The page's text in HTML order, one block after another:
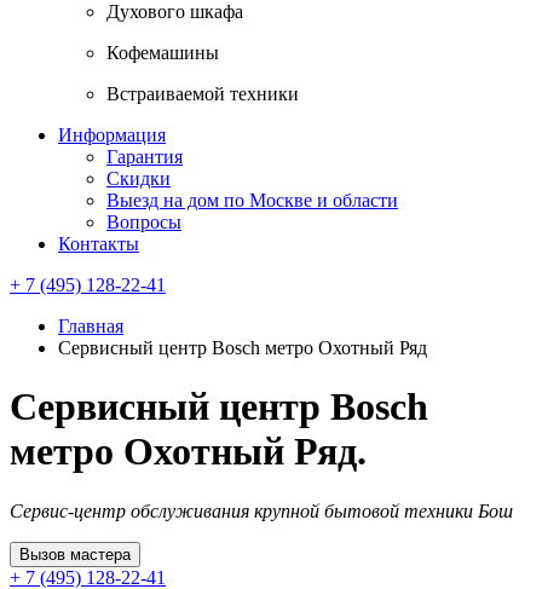
Духового шкафа
Кофемашины
Встраиваемой техники
Информация
Гарантия
Скидки
Выезд на дом по Москве и области
Вопросы
Контакты
+ 7 (495) 128-22-41
Главная
Сервисный центр Bosch метро Охотный Ряд
Сервисный центр Bosch
метро Охотный Ряд.
Сервис-центр обслуживания крупной бытовой техники Бош
Вызов мастера
+ 7 (495) 128-22-41